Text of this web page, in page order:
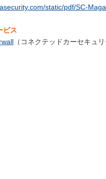
static/pdf/SC-
ビス
（コネクテッドカーセキュリ